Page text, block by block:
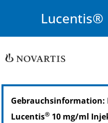
Lucentis®
PZN: 10108939
PPN: 111010893914
NTIN: 04150101089391
Lucentis® 10 mg/ml